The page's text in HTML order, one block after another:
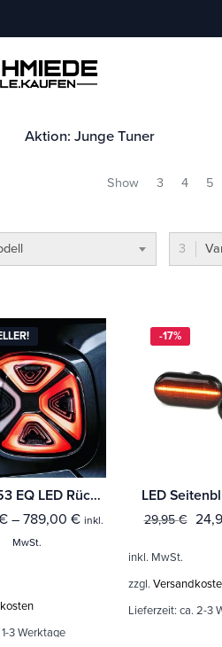
Aktion: Junge Tuner
Show 3 4 5
Smart 453 EQ LED Rückleuchten MOPF / Facelift
– 789,00 € inkl.
MwSt.
3 Werktage
-17%
29,95€
inkl. MwSt.
zzgl.
Lieferzeit: ca. 2-3